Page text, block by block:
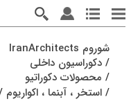
شوروم IranArchitects
/ دکوراسیون داخلی
/ محصولات دکوراتیو
/ استخر ، آبنما ، اکواریوم